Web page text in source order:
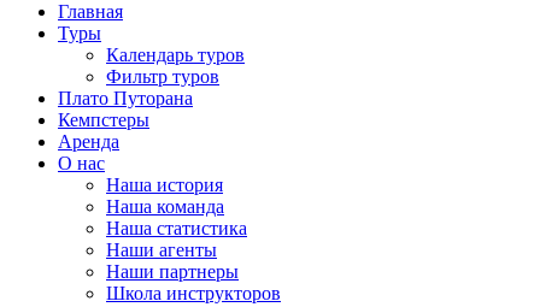
Главная
Туры
Календарь туров
Фильтр туров
Плато Путорана
Кемпстеры
Аренда
О нас
Наша история
Наша команда
Наша статистика
Наши агенты
Наши партнеры
Школа инструкторов